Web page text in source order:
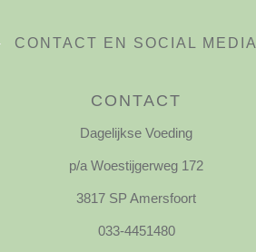
CONTACT EN SOCIAL MEDIA
CONTACT
Dagelijkse Voeding
p/a Woestijgerweg 172
3817 SP Amersfoort
033-4451480